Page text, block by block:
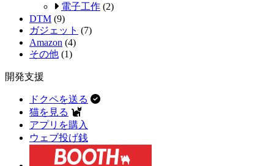
電子工作 (2)
DTM (9)
ガジェット (7)
Amazon (4)
その他 (1)
開発支援
ドクペを送る
猫を見る
アプリを購入
ウェブ投げ銭